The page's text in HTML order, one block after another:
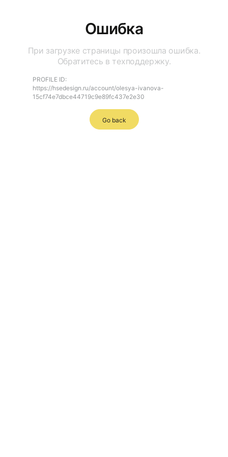
Ошибка
При загрузке страницы произошла ошибка.
Обратитесь в техподдержку.
PROFILE ID:
https://hsedesign.ru/account/olesya-ivanova-
15cf74e7dbce44719c9e89fc437e2e30
Go back